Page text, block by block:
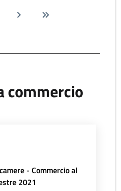
commercio
- Commercio al
2021